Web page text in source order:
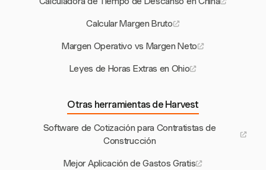
Calcular Margen Bruto
Margen Operativo vs Margen Neto
Leyes de Horas Extras en Ohio
Otras herramientas de Harvest
Software de Cotización para Contratistas de
Construcción
Mejor Aplicación de Gastos Gratis